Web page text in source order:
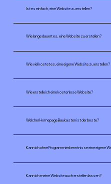
Ist es einfach, eine Website zu erstellen?
Wie lange dauert es, eine Website zu erstellen?
Wie viel kostet es, eine eigene Website zu erstellen?
Wie erstelle ich eine kostenlose Website?
Welcher Homepage Baukasten ist der beste?
Kann ich ohne Programmierkenntnisse eine eigene
Kann ich meine Website auch erstellen lassen?